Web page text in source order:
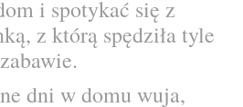
i spotykać się z
z którą spędziła tyle
dni w domu wuja,